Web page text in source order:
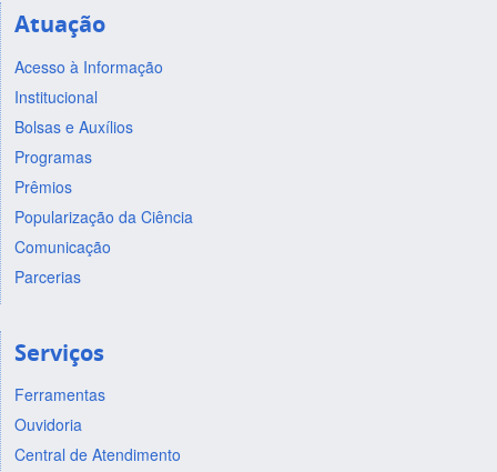
Atuação
Acesso à Informação
Institucional
Bolsas e Auxílios
Programas
Prêmios
Popularização da Ciência
Comunicação
Parcerias
Serviços
Ferramentas
Ouvidoria
Central de Atendimento